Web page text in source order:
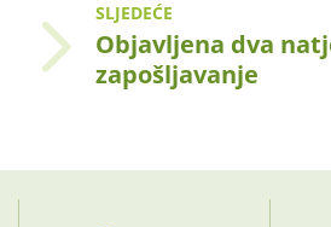
SLJEDEĆE
Objavljena dva
zapošljavanje